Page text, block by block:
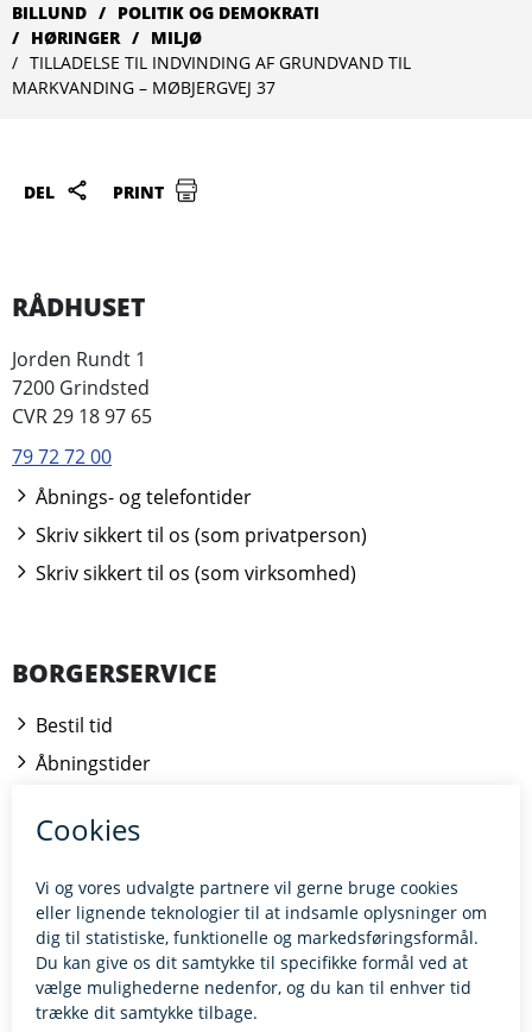
BILLUND
POLITIK OG DEMOKRATI
HØRINGER
MILJØ
TILLADELSE TIL INDVINDING AF GRUNDVAND TIL
MARKVANDING – MØBJERGVEJ 37
DEL PRINT
RÅDHUSET
Jorden Rundt 1
7200 Grindsted
CVR 29 18 97 65
79 72 72 00
Åbnings- og telefontider
Skriv sikkert til os (som privatperson)
Skriv sikkert til os (som virksomhed)
BORGERSERVICE
Bestil tid
Åbningstider
Kontakt borgerrådgiveren
BILLUND.DK
Tilgængelighedserklæring
Giv feedback til hjemmesiden